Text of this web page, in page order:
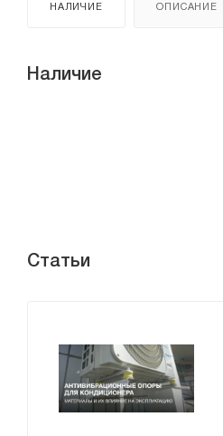
НАЛИЧИЕ ОПИСАНИЕ
Наличие
Статьи